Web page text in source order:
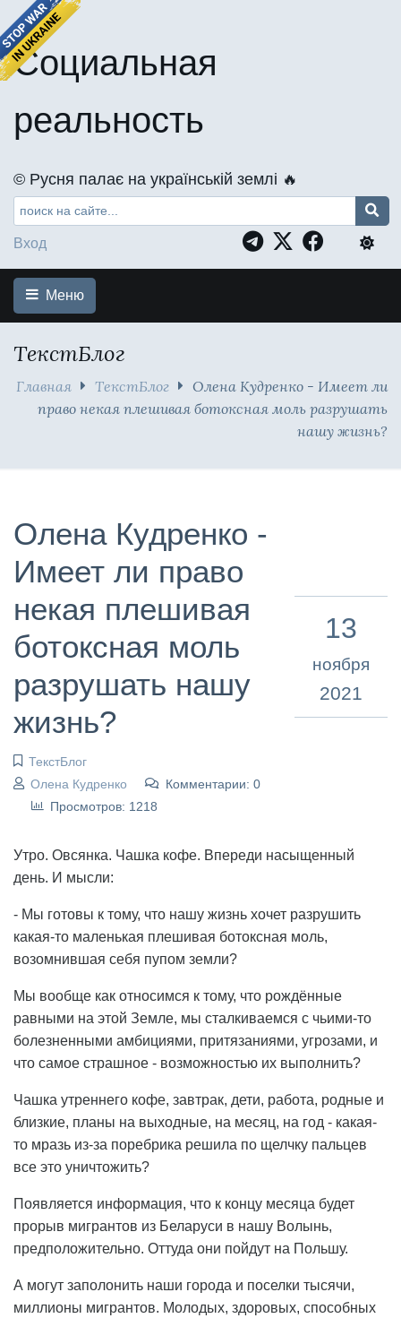
Социальная
реальность
©️ Русня палає на українській землі 🔥
Вход
Меню
ТекстБлог
Главная ТекстБлог
Олена Кудренко - Имеет ли
право некая плешивая ботоксная моль разрушать
нашу жизнь?
Олена Кудренко -
Имеет ли право
некая плешивая
ботоксная моль
разрушать нашу
жизнь?
ТекстБлог
Олена Кудренко
Комментарии: 0
Просмотров: 1218
13
ноября
2021
Утро. Овсянка. Чашка кофе. Впереди насыщенный
день. И мысли:
- Мы готовы к тому, что нашу жизнь хочет разрушить
какая-то маленькая плешивая ботоксная моль,
возомнившая себя пупом земли?
Мы вообще как относимся к тому, что рождённые
равными на этой Земле, мы сталкиваемся с чьими-то
болезненными амбициями, притязаниями, угрозами, и
что самое страшное - возможностью их выполнить?
Чашка утреннего кофе, завтрак, дети, работа, родные и
близкие, планы на выходные, на месяц, на год - какая-
то мразь из-за поребрика решила по щелчку пальцев
все это уничтожить?
Появляется информация, что к концу месяца будет
прорыв мигрантов из Беларуси в нашу Волынь,
предположительно. Оттуда они пойдут на Польшу.
А могут заполонить наши города и поселки тысячи,
миллионы мигрантов. Молодых, здоровых, способных